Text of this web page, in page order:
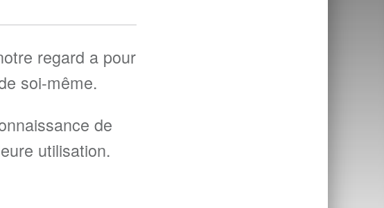
regard a pour
soi-même.
de
utilisation.